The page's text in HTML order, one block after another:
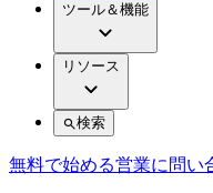
ツール＆機能
リソース
検索
無料で始める営業に問い